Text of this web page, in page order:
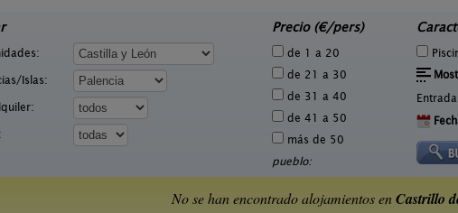
Islas:
Precio (€/pers)
de 1 a 20
de 21 a 30
de 31 a 40
de 41 a 50
más de 50
pueblo:
No se han encontrado alojamientos enCastrillo